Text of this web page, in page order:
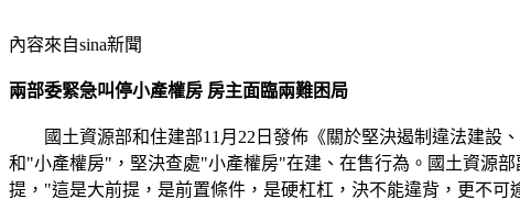
內容來自sina新聞
兩部委緊急叫停小產權房 房主面臨兩難困局
國土資源部和住建部11月22日發佈《關於堅決遏制違法建設
和"小產權房"，堅決查處"小產權房"在建、在售行為。國土資源
提，"這是大前提，是前置條件，是硬杠杠，決不能違背，更不可